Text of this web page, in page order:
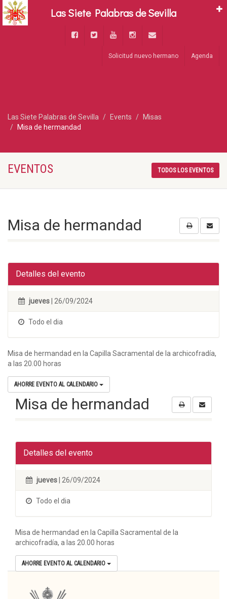
Solicitud nuevo hermano Agenda
Las Siete Palabras de Sevilla Events
Misas
Misa de hermandad
EVENTOS TODOS LOS EVENTOS
Misa de hermandad
Detalles del evento
jueves | 26/09/2024
Todo el dia
Misa de hermandad en la Capilla Sacramental de la archicofradía,
a las 20.00 horas
AHORRE EVENTO AL CALENDARIO
Misa de hermandad
Detalles del evento
jueves | 26/09/2024
Todo el dia
Misa de hermandad en la Capilla Sacramental de la
archicofradía, a las 20.00 horas
AHORRE EVENTO AL CALENDARIO
Las Siete Palabras de Sevilla